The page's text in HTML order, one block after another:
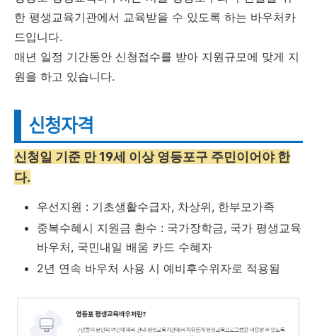
한 평생교육기관에서 교육받을 수 있도록 하는 바우처카
드입니다.
매년 일정 기간동안 신청접수를 받아 지원규모에 맞게 지
원을 하고 있습니다.
신청자격
신청일 기준 만 19세 이상 영등포구 주민이어야 한
다.
우선지원 : 기초생활수급자, 차상위, 한부모가족
중복수혜시 지원금 환수 : 국가장학금, 국가 평생교육
바우처, 국민내일 배움 카드 수혜자
2년 연속 바우처 사용 시 예비후수위자로 적용됨